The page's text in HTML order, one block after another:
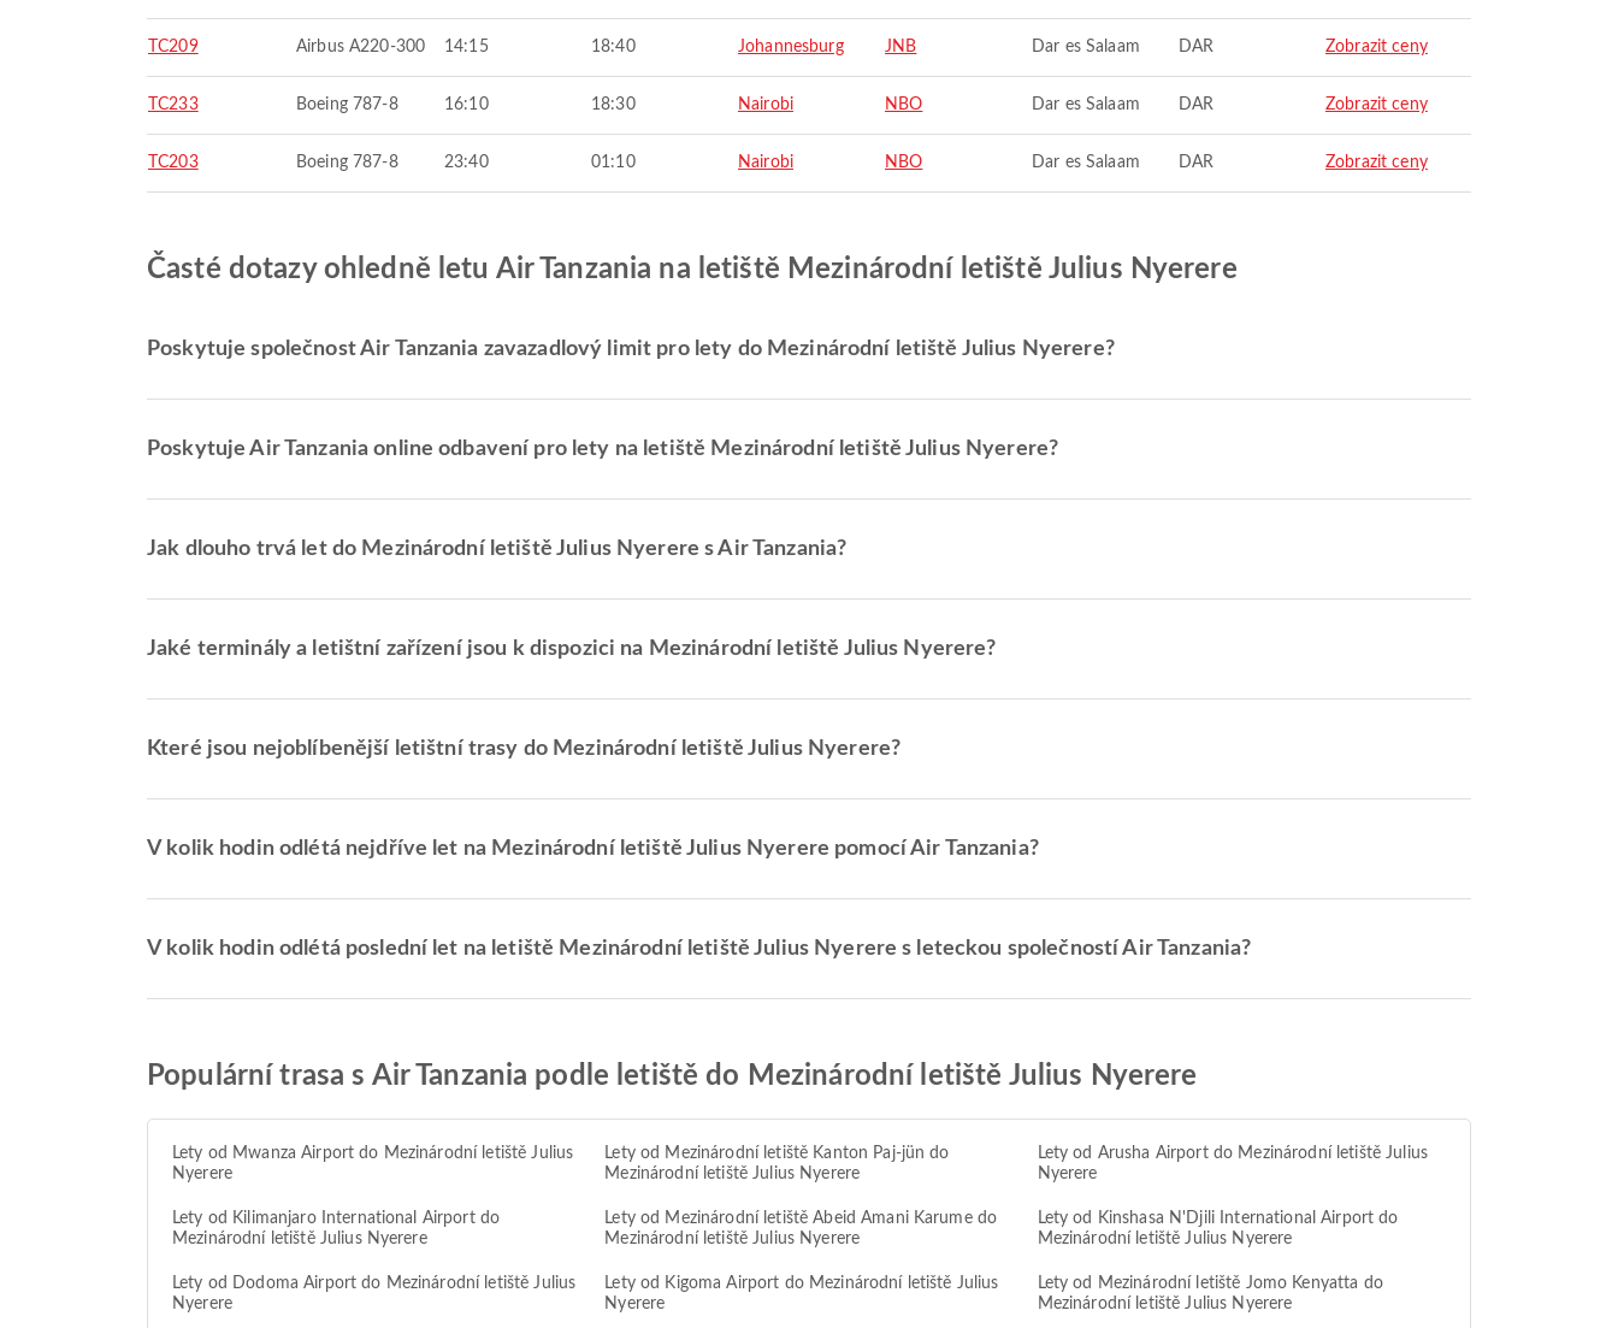
TC209 Airbus A220-300 14:15 18:40 Johannesburg JNB Dar es Salaam DAR Zobrazit ceny
TC233 Boeing 787-8 16:10 18:30 Nairobi NBO Dar es Salaam DAR Zobrazit ceny
TC203 Boeing 787-8 23:40 01:10 Nairobi NBO Dar es Salaam DAR Zobrazit ceny
Časté dotazy ohledně letu Air Tanzania na letiště Mezinárodní letiště Julius Nyerere
Poskytuje společnost Air Tanzania zavazadlový limit pro lety do Mezinárodní letiště Julius Nyerere?
Poskytuje Air Tanzania online odbavení pro lety na letiště Mezinárodní letiště Julius Nyerere?
Jak dlouho trvá let do Mezinárodní letiště Julius Nyerere s Air Tanzania?
Jaké terminály a letištní zařízení jsou k dispozici na Mezinárodní letiště Julius Nyerere?
Které jsou nejoblíbenější letištní trasy do Mezinárodní letiště Julius Nyerere?
V kolik hodin odlétá nejdříve let na Mezinárodní letiště Julius Nyerere pomocí Air Tanzania?
V kolik hodin odlétá poslední let na letiště Mezinárodní letiště Julius Nyerere s leteckou společností Air Tanzania?
Populární trasa s Air Tanzania podle letiště do Mezinárodní letiště Julius Nyerere
Lety od Mwanza Airport do Mezinárodní letiště Julius
Nyerere
Lety od Mezinárodní letiště Kanton Paj-jün do
Mezinárodní letiště Julius Nyerere
Lety od Arusha Airport do Mezinárodní letiště Julius
Nyerere
Lety od Kilimanjaro International Airport do
Mezinárodní letiště Julius Nyerere
Lety od Mezinárodní letiště Abeid Amani Karume do
Mezinárodní letiště Julius Nyerere
Lety od Kinshasa N'Djili International Airport do
Mezinárodní letiště Julius Nyerere
Lety od Dodoma Airport do Mezinárodní letiště Julius
Nyerere
Lety od Kigoma Airport do Mezinárodní letiště Julius
Nyerere
Lety od Mezinárodní letiště Jomo Kenyatta do
Mezinárodní letiště Julius Nyerere